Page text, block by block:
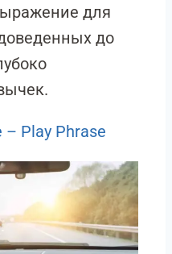
для
до
– Play Phrase